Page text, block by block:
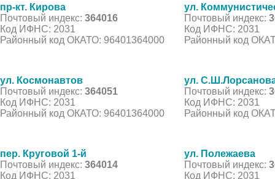
пр-кт. Кирова
Почтовый индекс: 364016
Код ИФНС: 2031
Районный код ОКАТО: 96401364000
ул.
Почтовый индекс:
Код ИФНС: 2031
Районный код
ул. Космонавтов
Почтовый индекс: 364051
Код ИФНС: 2031
Районный код ОКАТО: 96401364000
ул.
Почтовый индекс:
Код ИФНС: 2031
Районный код
пер. Круговой 1-й
Почтовый индекс: 364014
Код ИФНС: 2031
ул. Полежаева
Почтовый индекс:
Код ИФНС: 2031